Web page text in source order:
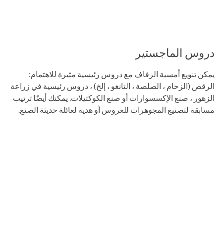
دروس الماجستير
يمكن تنويع أمسية الزفاف مع دروس رئيسية مثيرة للاهتمام:
الرقص (الزحام ، الصلصة ، التانغو ، إلخ) ، دروس رئيسية في زراعة
الزهور ، صنع الإكسسوارات أو صنع الكوكتيلات. يمكنك أيضًا ترتيب
مسابقة لتصنيع المجوهرات للعروس أو هدية لعائلة حديثة الصنع.